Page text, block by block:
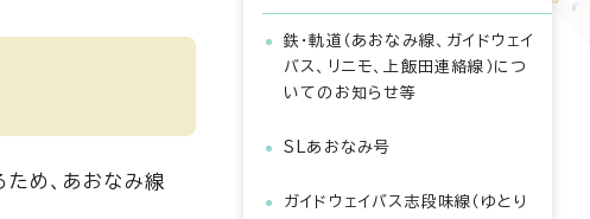
め、あおなみ線
鉄・軌道（あおなみ線、ガイドウェイ
バス、リニモ、上飯田連絡線）につ
いてのお知らせ等
SLあおなみ号
ガイドウェイバス志段味線（ゆとり